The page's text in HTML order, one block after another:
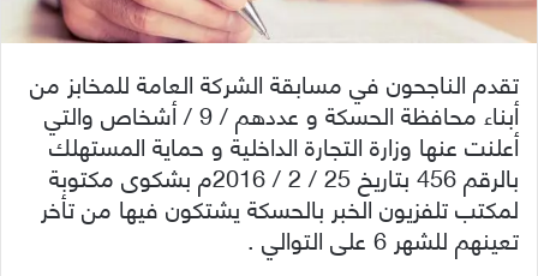
تقدم الناجحون في مسابقة الشركة العامة للمخابز من
أبناء محافظة الحسكة و عددهم / 9 / أشخاص والتي
أعلنت عنها وزارة التجارة الداخلية و حماية المستهلك
بالرقم 456 بتاريخ 25 / 2 / 2016م بشكوى مكتوبة
لمكتب تلفزيون الخبر بالحسكة يشتكون فيها من تأخر
تعينهم للشهر 6 على التوالي .